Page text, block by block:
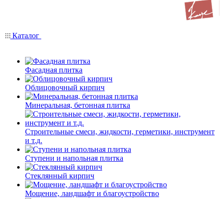
Каталог
Фасадная плитка
Облицовочный кирпич
Минеральная, бетонная плитка
Строительные смеси, жидкости, герметики, инструмент
и т.д.
Ступени и напольная плитка
Cтеклянный кирпич
Мощение, ландшафт и благоустройство